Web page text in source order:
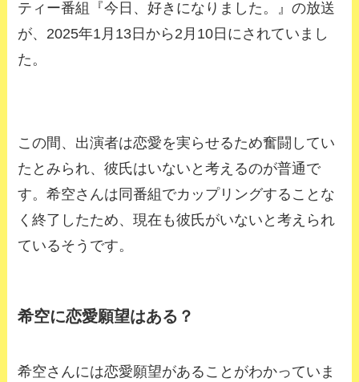
ティー番組『今日、好きになりました。』の放送
が、2025年1月13日から2月10日にされていまし
た。
この間、出演者は恋愛を実らせるため奮闘してい
たとみられ、彼氏はいないと考えるのが普通で
す。希空さんは同番組でカップリングすることな
く終了したため、現在も彼氏がいないと考えられ
ているそうです。
希空に恋愛願望はある？
希空さんには恋愛願望があることがわかっていま